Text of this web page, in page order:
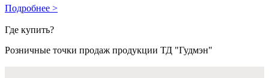
Подробнее >
Где купить?
Розничные точки продаж продукции ТД "Гудмэн"